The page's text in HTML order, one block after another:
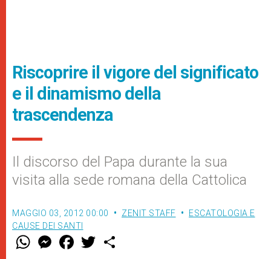
Riscoprire il vigore del significato
e il dinamismo della
trascendenza
Il discorso del Papa durante la sua
visita alla sede romana della Cattolica
MAGGIO 03, 2012 00:00 ZENIT STAFF
ESCATOLOGIA E
CAUSE DEI SANTI
W M
e
F
a w